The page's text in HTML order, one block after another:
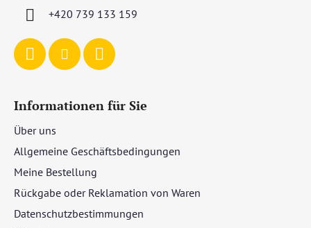
+420 739 133 159
Informationen für Sie
Über uns
Allgemeine Geschäftsbedingungen
Meine Bestellung
Rückgabe oder Reklamation von Waren
Datenschutzbestimmungen